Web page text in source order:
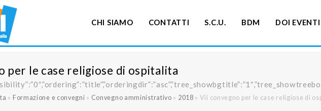
CHI SIAMO CONTATTI S.C.U. BDM DOI EVENTI
per le case religiose di ospitalita
» Formazione e convegni » Convegno amministrativo » 2018 » Vii convegno per le case religiose di